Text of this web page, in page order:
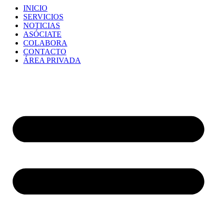
INICIO
SERVICIOS
NOTICIAS
ASÓCIATE
COLABORA
CONTACTO
ÁREA PRIVADA